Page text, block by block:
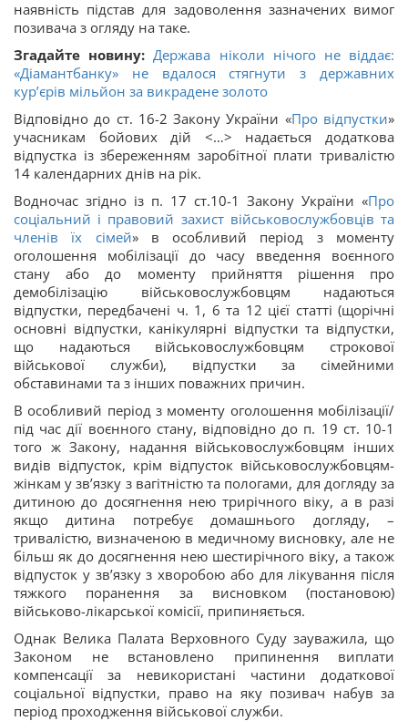
наявність підстав для задоволення зазначених вимог
позивача з огляду на таке.
Згадайте новину:Держава ніколи нічого не віддає:
«Діамантбанку» не вдалося стягнути з державних
кур’єрів мільйон за викрадене золото
Відповідно до ст. 16-2 Закону України «Про відпустки»
учасникам бойових дій <…> надається додаткова
відпустка із збереженням заробітної плати тривалістю
14 календарних днів на рік.
Водночас згідно із п. 17 ст.10-1 Закону України «Про
соціальний і правовий захист військовослужбовців та
членів їх сімей» в особливий період з моменту
оголошення мобілізації до часу введення воєнного
стану або до моменту прийняття рішення про
демобілізацію військовослужбовцям надаються
відпустки, передбачені ч. 1, 6 та 12 цієї статті (щорічні
основні відпустки, канікулярні відпустки та відпустки,
що надаються військовослужбовцям строкової
військової служби), відпустки за сімейними
обставинами та з інших поважних причин.
В особливий період з моменту оголошення мобілізації/
під час дії воєнного стану, відповідно до п. 19 ст. 10-1
того ж Закону, надання військовослужбовцям інших
видів відпусток, крім відпусток військовослужбовцям-
жінкам у зв’язку з вагітністю та пологами, для догляду за
дитиною до досягнення нею трирічного віку, а в разі
якщо дитина потребує домашнього догляду, –
тривалістю, визначеною в медичному висновку, але не
більш як до досягнення нею шестирічного віку, а також
відпусток у зв’язку з хворобою або для лікування після
тяжкого поранення за висновком (постановою)
військово-лікарської комісії, припиняється.
Однак Велика Палата Верховного Суду зауважила, що
Законом не встановлено припинення виплати
компенсації за невикористані частини додаткової
соціальної відпустки, право на яку позивач набув за
період проходження військової служби.